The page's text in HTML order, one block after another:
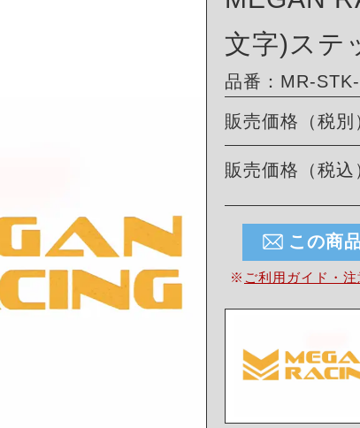
文字)ステ
品番：MR-
販売価格（税別
販売価格（税込
この商
※ ご利用ガイド・